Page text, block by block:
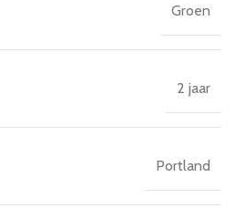
Groen
2 jaar
Portland